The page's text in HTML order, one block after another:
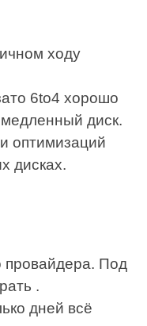
ходу
6to4 хорошо
диск.
оптимизаций
дисках.
провайдера. Под
.
дней всё